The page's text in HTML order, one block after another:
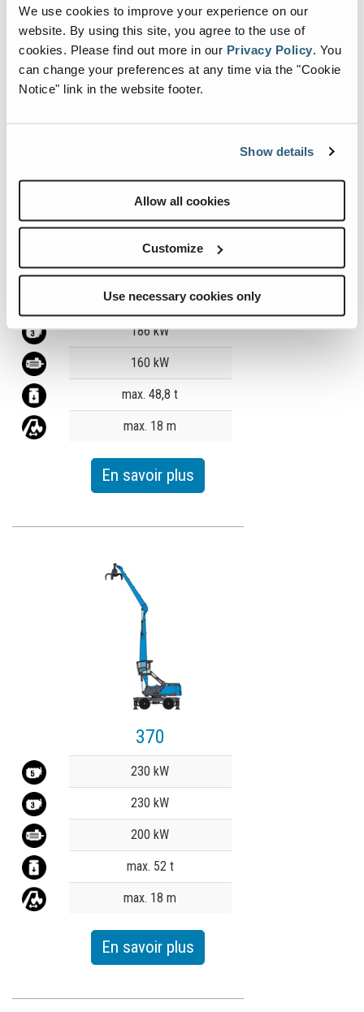
We use cookies to improve your experience on our
website. By using this site, you agree to the use of
cookies. Please find out more in our Privacy Policy You
can change your preferences at any time via the "Cookie
Notice" link in the website footer.
Show details
Allow all cookies
Customize
Use necessary cookies only
Unités métriques Unités impériales
360
190 kW
186 kW
160 kW
max. 48,8 t
max. 18 m
En savoir plus
370
230 kW
230 kW
200 kW
max. 52 t
max. 18 m
En savoir plus